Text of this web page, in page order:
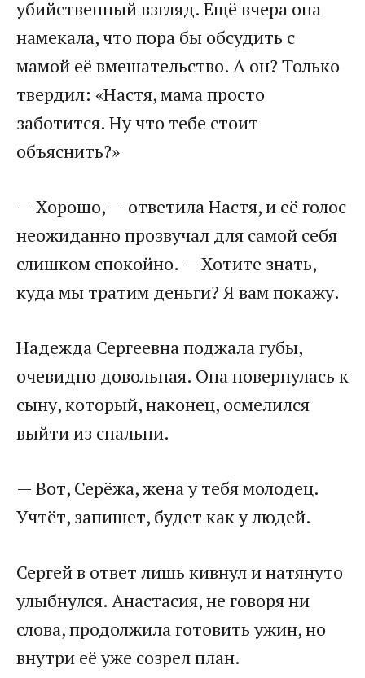
убийственный взгляд. Ещё вчера она
намекала, что пора бы обсудить с
мамой её вмешательство. А он? Только
твердил: «Настя, мама просто
заботится. Ну что тебе стоит
объяснить?»
— Хорошо, — ответила Настя, и её голос
неожиданно прозвучал для самой себя
слишком спокойно. — Хотите знать,
куда мы тратим деньги? Я вам покажу.
Надежда Сергеевна поджала губы,
очевидно довольная. Она повернулась к
сыну, который, наконец, осмелился
выйти из спальни.
— Вот, Серёжа, жена у тебя молодец.
Учтёт, запишет, будет как у людей.
Сергей в ответ лишь кивнул и натянуто
улыбнулся. Анастасия, не говоря ни
слова, продолжила готовить ужин, но
внутри её уже созрел план.